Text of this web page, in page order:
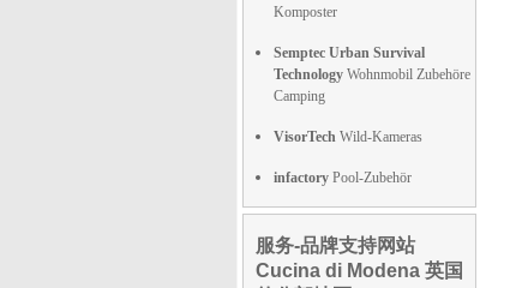
Komposter
Semptec Urban Survival
Technology Wohnmobil Zubehöre
Camping
VisorTech Wild-Kameras
infactory Pool-Zubehör
服务-品牌支持网站
Cucina di Modena 英国